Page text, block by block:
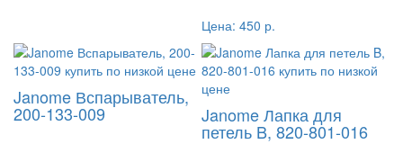
Цена: 450 р.
Janome Вспарыватель,
200-133-009 Janome Лапка для
петель B, 820-801-016